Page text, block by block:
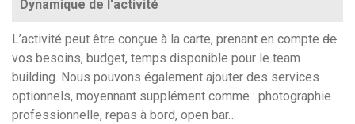
Dynamique de l'activité
L’activité peut être conçue à la carte, prenant en compte de
vos besoins, budget, temps disponible pour le team
building. Nous pouvons également ajouter des services
optionnels, moyennant supplément comme : photographie
professionnelle, repas à bord, open bar…